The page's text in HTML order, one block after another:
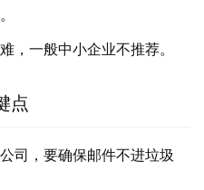
，一般中小企业不推荐。
点
司，要确保邮件不进垃圾